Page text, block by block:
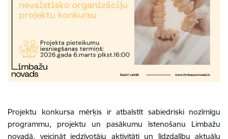
Projektu konkursa mērķis ir atbalstīt sabiedriski nozīmīgu
programmu, projektu un pasākumu īstenošanu Limbažu
novadā, veicināt iedzīvotāju aktivitāti un līdzdalību aktuālu